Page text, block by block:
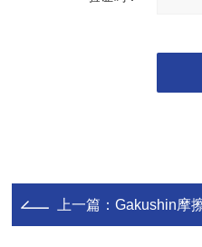
上一篇： Gakushin摩